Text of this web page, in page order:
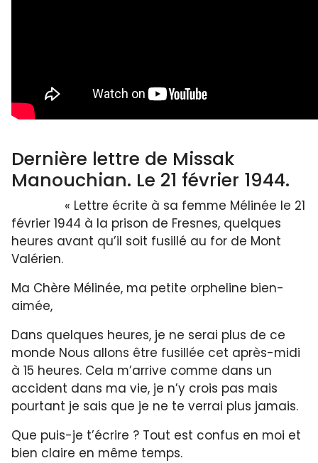
Dernière lettre de Missak
Manouchian. Le 21 février 1944.
« Lettre écrite à sa femme Mélinée le 21
février 1944 à la prison de Fresnes, quelques
heures avant qu’il soit fusillé au for de Mont
Valérien.
Ma Chère Mélinée, ma petite orpheline bien-
aimée,
Dans quelques heures, je ne serai plus de ce
monde Nous allons être fusillée cet après-midi
à 15 heures. Cela m’arrive comme dans un
accident dans ma vie, je n’y crois pas mais
pourtant je sais que je ne te verrai plus jamais.
Que puis-je t’écrire ? Tout est confus en moi et
bien claire en même temps.